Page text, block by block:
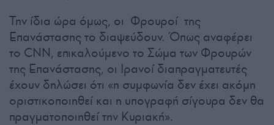
Την ίδια ώρα όμως, οι Φρουροί της
Επανάστασης το διαψεύδουν. Όπως αναφέρει
το CNN, επικαλούμενο το Σώμα των Φρουρών
της Επανάστασης, οι Ιρανοί διαπραγματευτές
έχουν δηλώσει ότι «η συμφωνία δεν έχει ακόμη
οριστικοποιηθεί και η υπογραφή σίγουρα δεν θα
πραγματοποιηθεί την Κυριακή».